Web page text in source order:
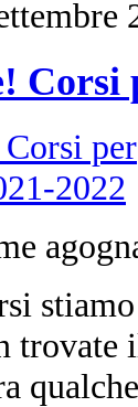
Corsi
trovate